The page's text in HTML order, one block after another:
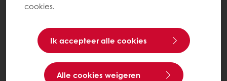
cookies.
Ik accepteer alle cookies
Alle cookies weigeren